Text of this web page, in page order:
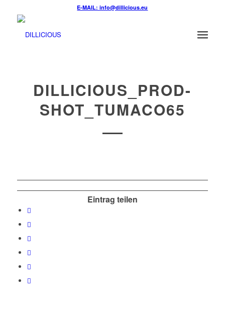
E-MAIL: info@dillicious.eu
DILLICIOUS_PROD-
SHOT_TUMACO65
Eintrag teilen